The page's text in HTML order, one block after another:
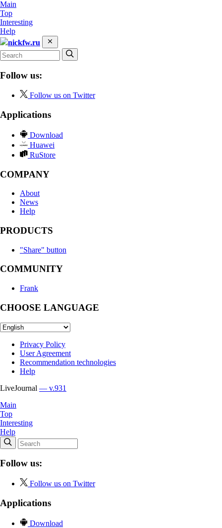
Main
Top
Interesting
Help
nickfw.ru
Follow us:
Follow us on Twitter
Applications
Download
Huawei
RuStore
COMPANY
About
News
Help
PRODUCTS
"Share" button
COMMUNITY
Frank
CHOOSE LANGUAGE
Privacy Policy
User Agreement
Recommendation technologies
Help
LiveJournal — v.931
Main
Top
Interesting
Help
Follow us:
Follow us on Twitter
Applications
Download